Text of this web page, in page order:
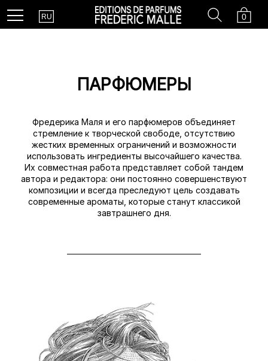
Menu Country
RU Cart
0
Search
ПАРФЮМЕРЫ
Фредерика Маля и его парфюмеров объединяет
стремление к творческой свободе, отсутствию
жестких временных ограничений и возможности
использовать ингредиенты высочайшего качества.
Их совместная работа представляет собой тандем
автора и редактора: они постоянно совершенствуют
композиции и всегда преследуют цель создавать
современные ароматы, которые станут классикой
завтрашнего дня.